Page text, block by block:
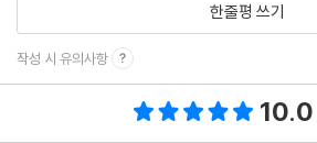
한줄평 쓰기
작성 시 유의사항
10.0